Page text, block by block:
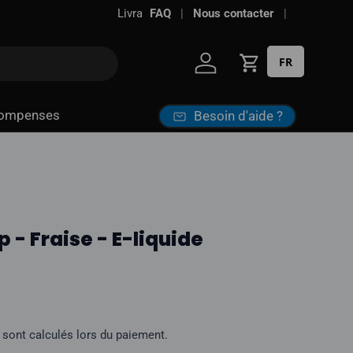
FAQ Nous contacter
Se connecter
Panier
FR
Besoin d'aide ?
- Fraise - E-liquide
sont calculés lors du paiement.